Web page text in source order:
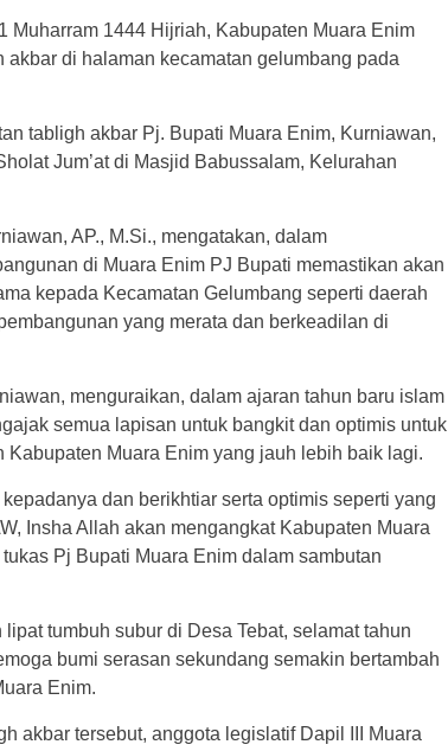
Muharram 1444 Hijriah, Kabupaten Muara Enim
akbar di halaman kecamatan gelumbang pada
tabligh akbar Pj. Bupati Muara Enim, Kurniawan,
Jum’at di Masjid Babussalam, Kelurahan
AP., M.Si., mengatakan, dalam
di Muara Enim PJ Bupati memastikan akan
kepada Kecamatan Gelumbang seperti daerah
yang merata dan berkeadilan di
menguraikan, dalam ajaran tahun baru islam
semua lapisan untuk bangkit dan optimis untuk
Kabupaten Muara Enim yang jauh lebih baik lagi.
dan berikhtiar serta optimis seperti yang
Insha Allah akan mengangkat Kabupaten Muara
Pj Bupati Muara Enim dalam sambutan
tumbuh subur di Desa Tebat, selamat tahun
bumi serasan sekundang semakin bertambah
Enim.
akbar tersebut, anggota legislatif Dapil III Muara